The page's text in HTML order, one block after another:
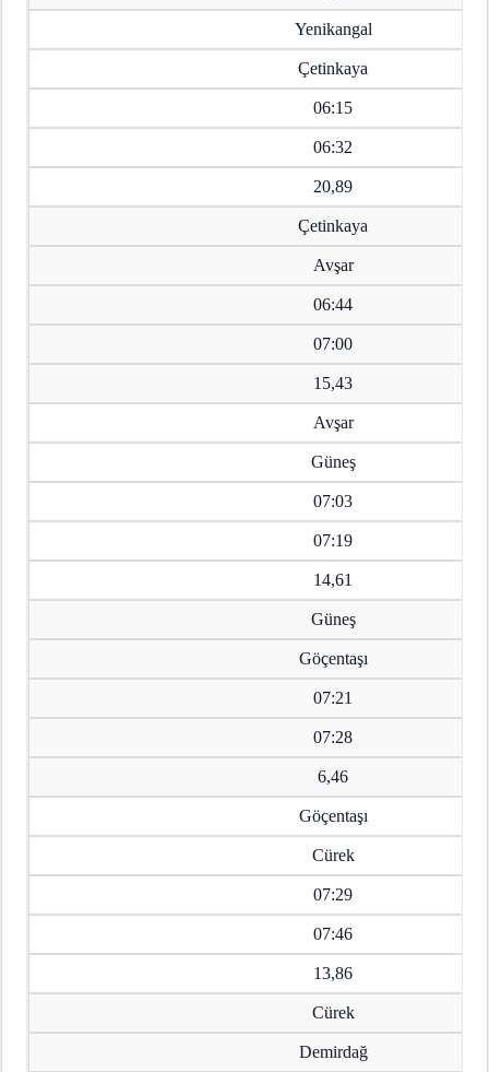
Yenikangal
Çetinkaya
06:15
06:32
20,89
Çetinkaya
Avşar
06:44
07:00
15,43
Avşar
Güneş
07:03
07:19
14,61
Güneş
Göçentaşı
07:21
07:28
6,46
Göçentaşı
Cürek
07:29
07:46
13,86
Cürek
Demirdağ